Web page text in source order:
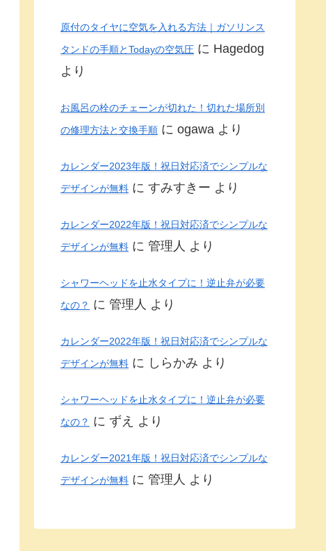
原付のタイヤに空気を入れる方法｜ガソリンス
タンドの手順とTodayの空気圧 に Hagedog
より
お風呂の栓のチェーンが切れた！切れた場所別
の修理方法と交換手順 に ogawa より
カレンダー2023年版！祝日対応済でシンプルな
デザインが無料 に すみすきー より
カレンダー2022年版！祝日対応済でシンプルな
デザインが無料 に 管理人 より
シャワーヘッドを止水タイプに！逆止弁が必要
なの？ に 管理人 より
カレンダー2022年版！祝日対応済でシンプルな
デザインが無料 に しらかみ より
シャワーヘッドを止水タイプに！逆止弁が必要
なの？ に ずえ より
カレンダー2021年版！祝日対応済でシンプルな
デザインが無料 に 管理人 より